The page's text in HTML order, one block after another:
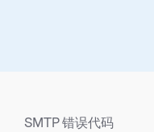
SMTP 错误代码